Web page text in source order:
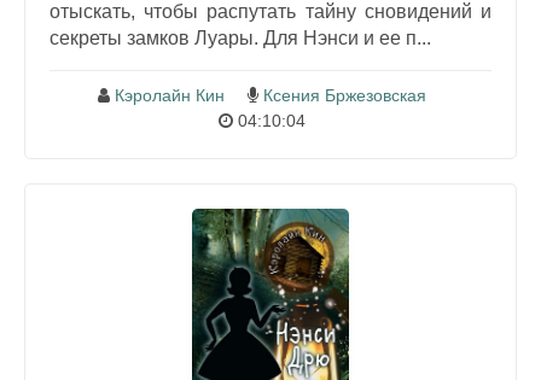
отыскать, чтобы распутать тайну сновидений и
секреты замков Луары. Для Нэнси и ее п...
Кэролайн Кин
Ксения Бржезовская
04:10:04